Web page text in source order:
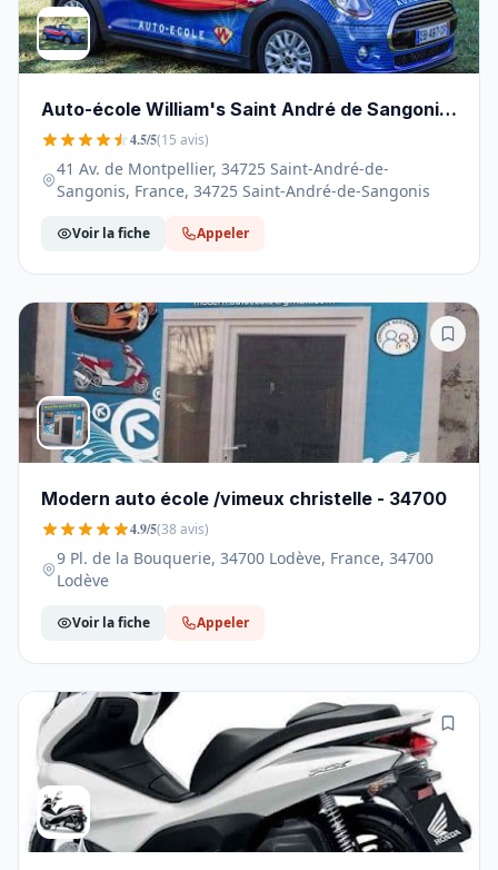
Auto-école William's Saint André de Sangonis
- 34725
4.5/5(15 avis)
41 Av. de Montpellier, 34725 Saint-André-de-
Sangonis, France, 34725 Saint-André-de-Sangonis
Voir la fiche Appeler
Modern auto école /vimeux christelle - 34700
4.9/5(38 avis)
9 Pl. de la Bouquerie, 34700 Lodève, France, 34700
Lodève
Voir la fiche Appeler